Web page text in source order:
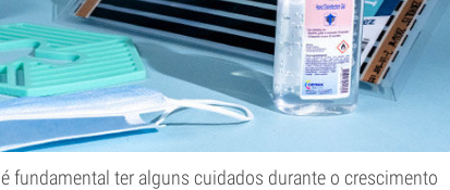
fundamental ter alguns cuidados durante o crescimento